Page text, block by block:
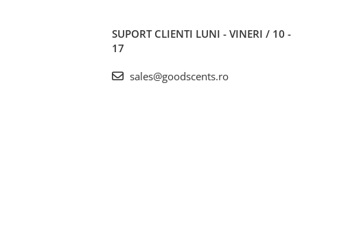
SUPORT CLIENTI LUNI - VINERI / 10 -
17
sales@goodscents.ro